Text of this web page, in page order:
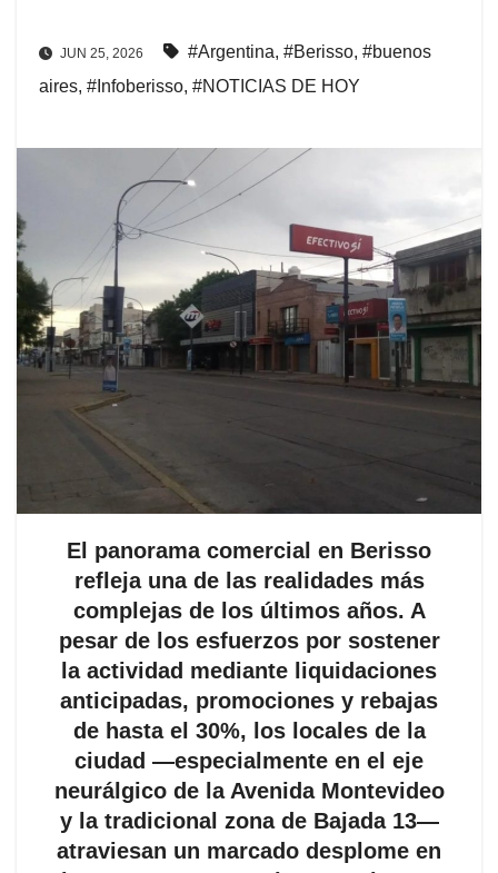
JUN 25, 2026 #Argentina, #Berisso, #buenos
aires, #Infoberisso, #NOTICIAS DE HOY
El panorama comercial en Berisso
refleja una de las realidades más
complejas de los últimos años. A
pesar de los esfuerzos por sostener
la actividad mediante liquidaciones
anticipadas, promociones y rebajas
de hasta el 30%, los locales de la
ciudad —especialmente en el eje
neurálgico de la Avenida Montevideo
y la tradicional zona de Bajada 13—
atraviesan un marcado desplome en